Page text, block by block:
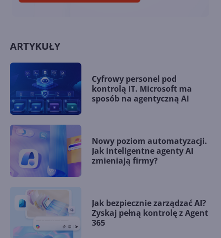
ARTYKUŁY
Cyfrowy personel pod
kontrolą IT. Microsoft ma
sposób na agentyczną AI
Nowy poziom automatyzacji.
Jak inteligentne agenty AI
zmieniają firmy?
Jak bezpiecznie zarządzać AI?
Zyskaj pełną kontrolę z Agent
365